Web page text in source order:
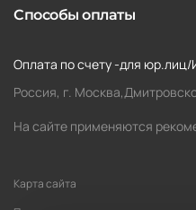
Способы оплаты
Оплата по счету -для
Россия, г.
На сайте применяются
Карта сайта